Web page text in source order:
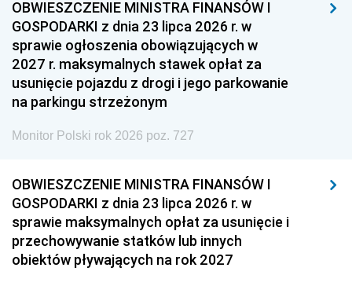
OBWIESZCZENIE MINISTRA FINANSÓW I
GOSPODARKI z dnia 23 lipca 2026 r. w
sprawie ogłoszenia obowiązujących w
2027 r. maksymalnych stawek opłat za
usunięcie pojazdu z drogi i jego parkowanie
na parkingu strzeżonym
Monitor Polski rok 2026 poz. 727
OBWIESZCZENIE MINISTRA FINANSÓW I
GOSPODARKI z dnia 23 lipca 2026 r. w
sprawie maksymalnych opłat za usunięcie i
przechowywanie statków lub innych
obiektów pływających na rok 2027